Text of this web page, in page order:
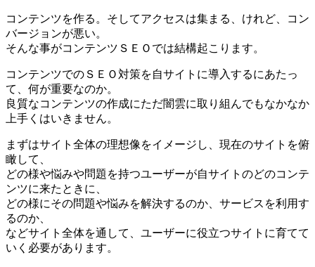
コンテンツを作る。そしてアクセスは集まる、けれど、コン
バージョンが悪い。
そんな事がコンテンツＳＥＯでは結構起こります。
コンテンツでのＳＥＯ対策を自サイトに導入するにあたっ
て、何が重要なのか。
良質なコンテンツの作成にただ闇雲に取り組んでもなかなか
上手くはいきません。
まずはサイト全体の理想像をイメージし、現在のサイトを俯
瞰して、
どの様や悩みや問題を持つユーザーが自サイトのどのコンテ
ンツに来たときに、
どの様にその問題や悩みを解決するのか、サービスを利用す
るのか、
などサイト全体を通して、ユーザーに役立つサイトに育てて
いく必要があります。